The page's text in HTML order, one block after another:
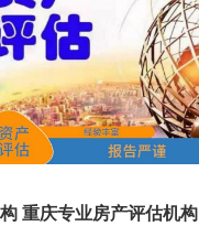
重庆专业房产评估机构